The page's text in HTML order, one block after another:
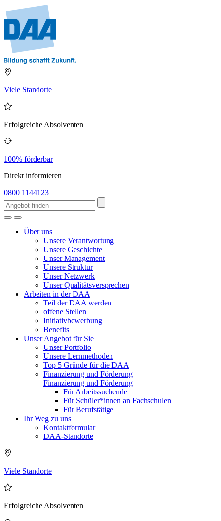
Viele Standorte
Erfolgreiche Absolventen
100% förderbar
Direkt informieren
0800 1144123
Über uns
Unsere Verantwortung
Unsere Geschichte
Unser Management
Unsere Struktur
Unser Netzwerk
Unser Qualitätsversprechen
Arbeiten in der DAA
Teil der DAA werden
offene Stellen
Initiativbewerbung
Benefits
Unser Angebot für Sie
Unser Portfolio
Unsere Lernmethoden
Top 5 Gründe für die DAA
Finanzierung und Förderung
Finanzierung und Förderung
Für Arbeitssuchende
Für Schüler*innen an Fachschulen
Für Berufstätige
Ihr Weg zu uns
Kontaktformular
DAA-Standorte
Viele Standorte
Erfolgreiche Absolventen